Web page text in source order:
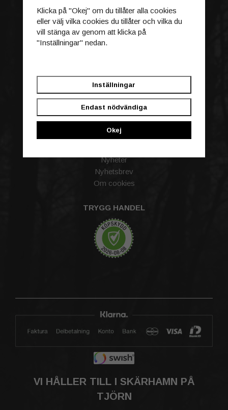
INFORMATION
Blogg
Certifikat
Om oss
Policy & Cookies
Vilken jaktlampa ska jag välja?
Nyheter
Nyhetsbrev
Om cookies
TRYGG HANDEL
VI HÅLLER TILL I SKÄRHAMN PÅ
TJÖRN
Klicka på "Okej" om du tillåter alla cookies
eller välj vilka cookies du tillåter och vilka du
vill stänga av genom att klicka på
"Inställningar" nedan.
Inställningar
Endast nödvändiga
Okej